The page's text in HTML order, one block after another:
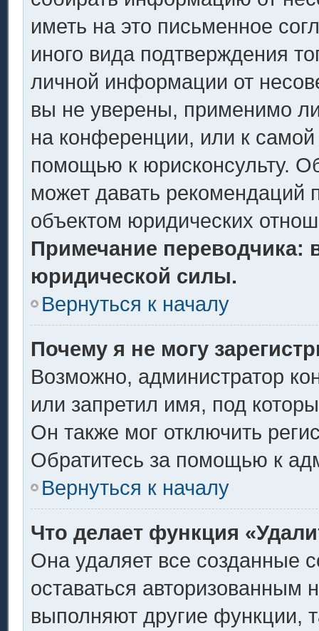
иметь на это письменное
иного вида подтверждения
личной информации от
вы не уверены, применимо
на конференции, или к
помощью к юрисконсульту.
может давать рекомендаций
объектом юридических
Примечание переводчика:
юридической силы.
Вернуться к началу
Почему я не могу
Возможно, администратор
или запретил имя, под
Он также мог отключить
Обратитесь за помощью к
Вернуться к началу
Что делает функция
Она удаляет все созданные
оставаться авторизованным
выполняют другие функции,